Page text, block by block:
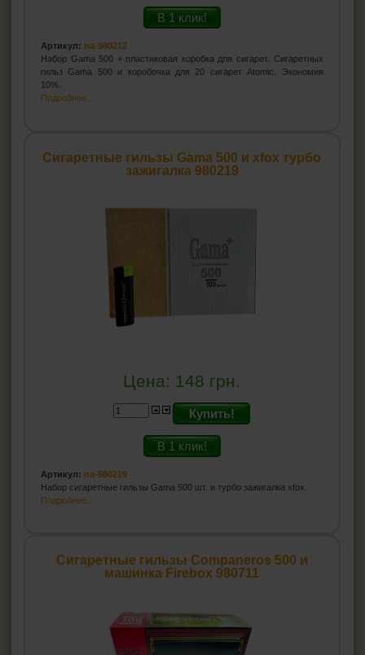
В 1 клик!
Артикул: na-980212
Набор Gama 500 + пластиковая коробка для сигарет. Сигаретных
гильз Gama 500 и коробочка для 20 сигарет Atomic. Экономия
10%.
Подробнее...
Сигаретные гильзы Gama 500 и xfox турбо
зажигалка 980219
Цена: 148 грн.
Купить!
В 1 клик!
Артикул: na-980219
Набор сигаретные гильзы Gama 500 шт. и турбо зажигалка xfox.
Подробнее...
Сигаретные гильзы Companeros 500 и
машинка Firebox 980711